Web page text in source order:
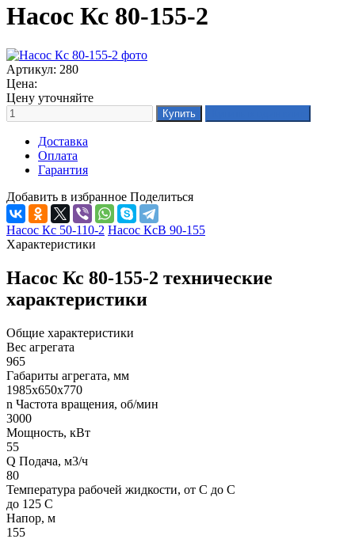
Насос Кс 80-155-2
Артикул: 280
Цена:
Цену уточняйте
Доставка
Оплата
Гарантия
Добавить в избранное Поделиться
Насос Кс 50-110-2 Насос КсВ 90-155
Характеристики
Насос Кс 80-155-2 технические
характеристики
Общие характеристики
Вес агрегата
965
Габариты агрегата, мм
1985х650х770
n Частота вращения, об/мин
3000
Мощность, кВт
55
Q Подача, м3/ч
80
Температура рабочей жидкости, от С до С
до 125 С
Напор, м
155